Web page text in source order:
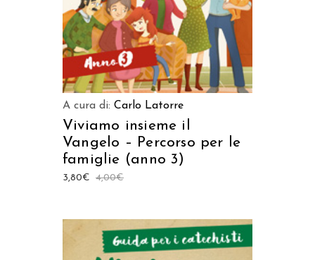
A cura di: Carlo Latorre
Viviamo insieme il
Vangelo – Percorso per le
famiglie (anno 3)
4,00€
3,80€